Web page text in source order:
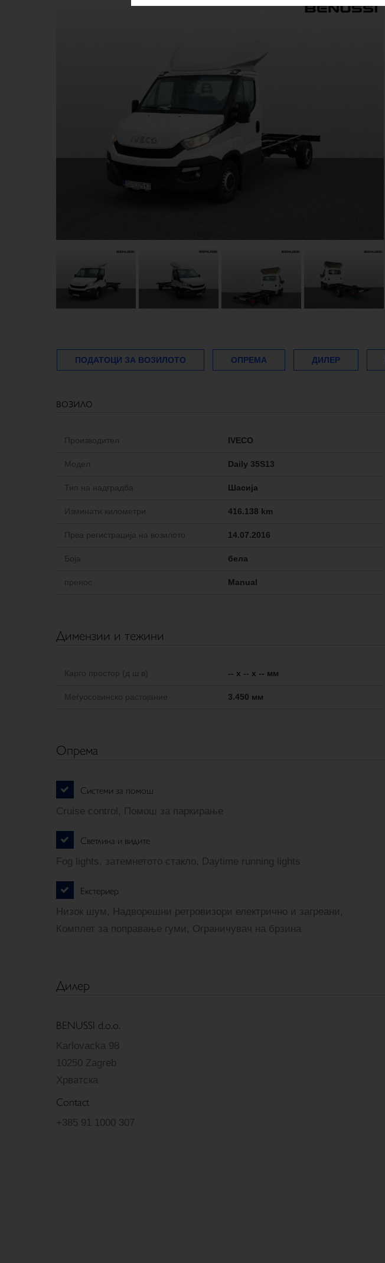
ПОДАТОЦИ ЗА ВОЗИЛОТО ОПРЕМА ДИЛЕР
возило
Производител IVECO
Модел Daily 35S13
Тип на надградба Шасија
Изминати километри 416.138 km
Прва регистрација на возилото 14.07.2016
Боја бела
пренос Manual
Димензии и тежини
Карго простор (д ш в) -- x -- x -- мм
Меѓуосовинско растојание 3.450 мм
Опрема
Системи за помош
Cruise control, Помош за паркирање
Светлина и видите
Fog lights, затемнетото стакло, Daytime running lights
Екстериер
Низок шум, Надворешни ретровизори електрично и загреани,
Комплет за поправање гуми, Ограничувач на брзина
Дилер
BENUSSI d.o.o.
Karlovacka 98
10250 Zagreb
Хрватска
Contact
+385 91 1000 307